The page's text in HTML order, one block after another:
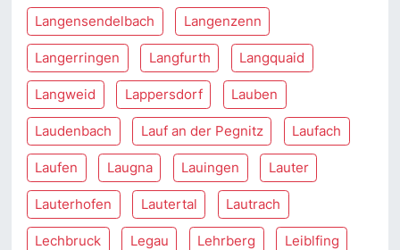
Langensendelbach Langenzenn
Langerringen Langfurth Langquaid
Langweid Lappersdorf Lauben
Laudenbach Lauf an der Pegnitz Laufach
Laufen Laugna Lauingen Lauter
Lauterhofen Lautertal Lautrach
Lechbruck Legau Lehrberg Leiblfing